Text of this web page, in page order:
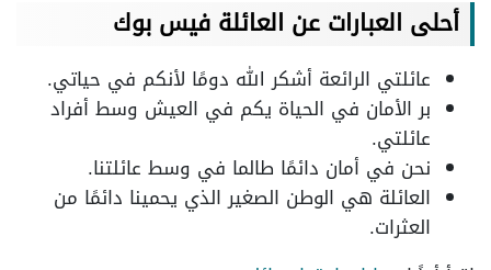
أحلى العبارات عن العائلة فيس بوك
عائلتي الرائعة أشكر الله دومًا لأنكم في حياتي.
بر الأمان في الحياة يكم في العيش وسط أفراد
عائلتي.
نحن في أمان دائمًا طالما في وسط عائلتنا.
العائلة هي الوطن الصغير الذي يحمينا دائمًا من
العثرات.